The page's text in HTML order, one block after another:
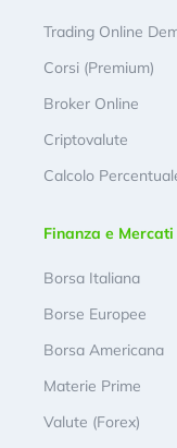
Trading Online
Corsi (Premium)
Broker Online
Criptovalute
Calcolo
Finanza e Mercati
Borsa Italiana
Borse Europee
Borsa Americana
Materie Prime
Valute (Forex)